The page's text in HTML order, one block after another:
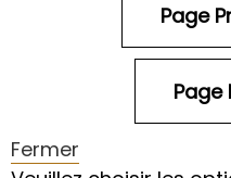
Fermer